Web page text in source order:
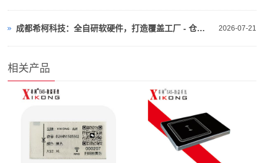
2026-07-21
成都希柯科技：全自研软硬件，打造覆盖工厂 - 仓库 - 门店的鞋服 RFID 全链路解决方案
相关产品